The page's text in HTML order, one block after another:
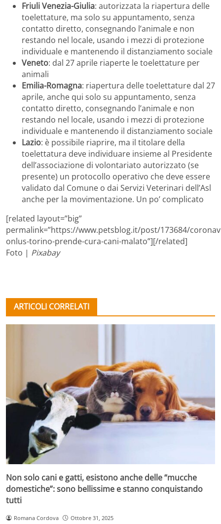
Friuli Venezia-Giulia: autorizzata la riapertura delle
toelettature, ma solo su appuntamento, senza
contatto diretto, consegnando l’animale e non
restando nel locale, usando i mezzi di protezione
individuale e mantenendo il distanziamento sociale
Veneto: dal 27 aprile riaperte le toelettature per
animali
Emilia-Romagna: riapertura delle toelettature dal 27
aprile, anche qui solo su appuntamento, senza
contatto diretto, consegnando l’animale e non
restando nel locale, usando i mezzi di protezione
individuale e mantenendo il distanziamento sociale
Lazio: è possibile riaprire, ma il titolare della
toelettatura deve individuare insieme al Presidente
dell’associazione di volontariato autorizzato (se
presente) un protocollo operativo che deve essere
validato dal Comune o dai Servizi Veterinari dell’Asl
anche per la movimentazione. Un po’ complicato
[related layout=”big”
permalink=”https://www.petsblog.it/post/173684/
onlus-torino-prende-cura-cani-malato”][/related]
Foto | Pixabay
ARTICOLI CORRELATI
Non solo cani e gatti, esistono anche delle “mucche
domestiche”: sono bellissime e stanno conquistando
tutti
Romana Cordova Ottobre 31, 2025